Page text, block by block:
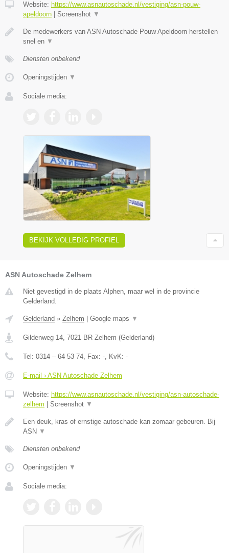
Website: https://www.asnautoschade.nl/vestiging/asn-pouw-
apeldoorn
Screenshot ▼
De medewerkers van ASN Autoschade Pouw Apeldoorn herstellen
snel en ▼
Diensten onbekend
Openingstijden ▼
Sociale media:
BEKIJK VOLLEDIG PROFIEL
ASN Autoschade Zelhem
Niet gevestigd in de plaats Alphen, maar wel in de provincie
Gelderland.
Gelderland » Zelhem Google maps ▼
Gildenweg 14, 7021 BR Zelhem (Gelderland)
Tel: 0314 – 64 53 74, Fax: -, KvK: -
E-mail › ASN Autoschade Zelhem
Website: https://www.asnautoschade.nl/vestiging/asn-autoschade-
zelhem
Screenshot ▼
Een deuk, kras of ernstige autoschade kan zomaar gebeuren. Bij
ASN ▼
Diensten onbekend
Openingstijden ▼
Sociale media: